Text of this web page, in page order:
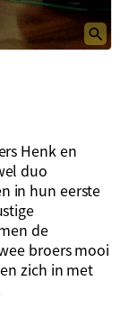
Henk en
duo
in hun eerste
de
broers mooi
zich in met